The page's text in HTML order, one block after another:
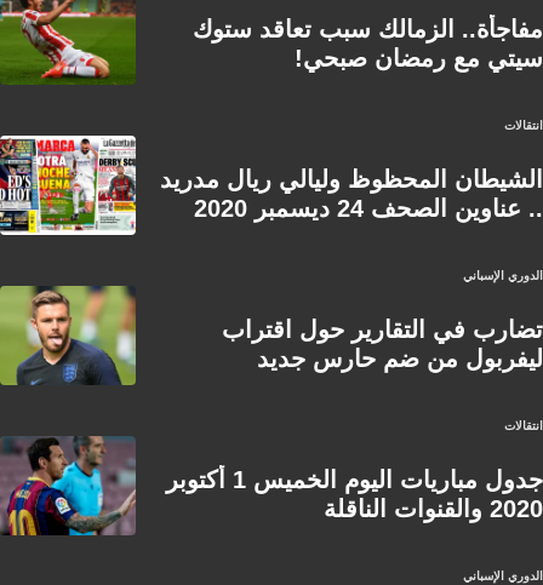
مفاجأة.. الزمالك سبب تعاقد ستوك
سيتي مع رمضان صبحي!
انتقالات
الشيطان المحظوظ وليالي ريال مدريد
.. عناوين الصحف 24 ديسمبر 2020
الدوري الإسباني
تضارب في التقارير حول اقتراب
ليفربول من ضم حارس جديد
انتقالات
جدول مباريات اليوم الخميس 1 أكتوبر
2020 والقنوات الناقلة
الدوري الإسباني